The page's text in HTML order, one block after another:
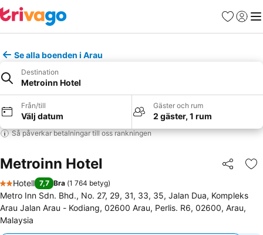
Favoriter
Logga
Se alla boenden i Arau
Destination
Metroinn Hotel
Från/till
Välj datum
Gäster och rum
2 gäster, 1 rum
Så påverkar betalningar till oss rankningen
Metroinn Hotel Dela
2 Stjärnor
Hotell 7,7 Bra (1 764 betyg)
Metro Inn Sdn. Bhd., No. 27, 29, 31, 33, 35, Jalan Dua, Kompleks
Arau Jalan Arau - Kodiang, 02600 Arau, Perlis. R6, 02600, Arau,
Malaysia